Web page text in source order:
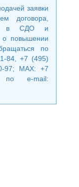
заявки
договора,
в СДО и
о повышении
по
84, +7 (495)
97; MAX: +7
по e-mail: